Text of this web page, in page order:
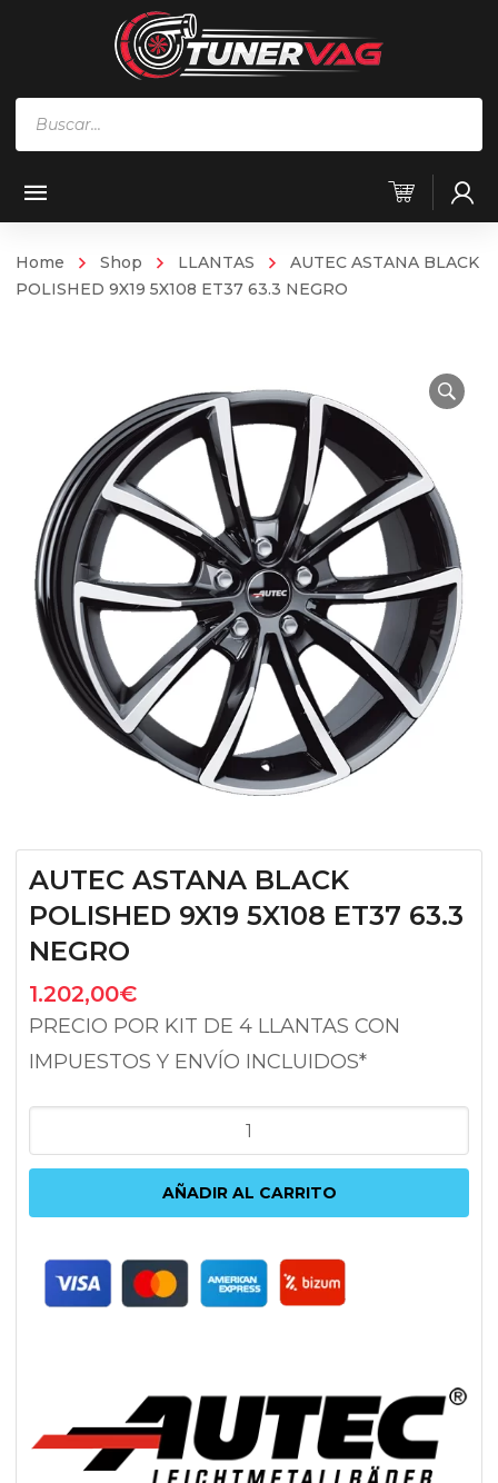
Home Shop LLANTAS
AUTEC ASTANA BLACK
POLISHED 9X19 5X108 ET37 63.3 NEGRO
AUTEC ASTANA BLACK
POLISHED 9X19 5X108 ET37 63.3
NEGRO
1.202,00€
PRECIO POR KIT DE 4 LLANTAS CON
IMPUESTOS Y ENVÍO INCLUIDOS*
ASTANA
POLISHED
5X108
ET37
AÑADIR AL CARRITO